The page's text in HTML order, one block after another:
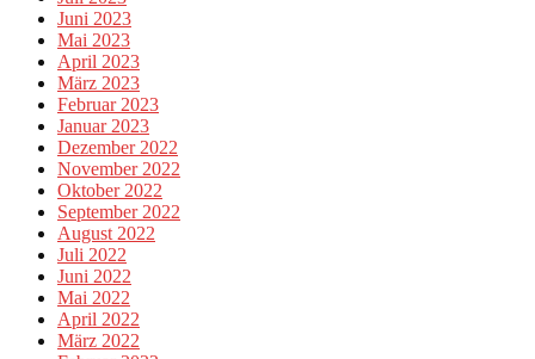
Juni 2023
Mai 2023
April 2023
März 2023
Februar 2023
Januar 2023
Dezember 2022
November 2022
Oktober 2022
September 2022
August 2022
Juli 2022
Juni 2022
Mai 2022
April 2022
März 2022